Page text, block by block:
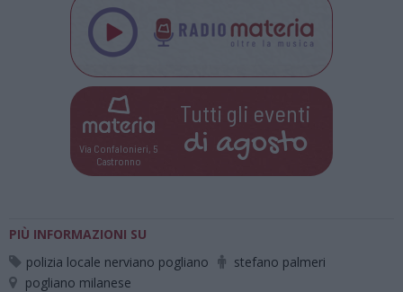
Via Confalonieri, 5
Castronno
Tutti gli eventi
di agosto
PIÙ INFORMAZIONI SU
polizia locale nerviano pogliano
stefano palmeri
pogliano milanese